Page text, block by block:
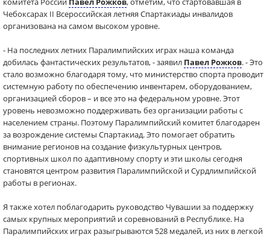
Чебоксарах II Всероссийская летняя Спартакиады инвалидов
организована на самом высоком уровне.
- На последних летних Паралимпийских играх наша команда
добилась фантастических результатов, - заявил Павел Рожков. - Это
стало возможно благодаря тому, что министерство спорта проводит
системную работу по обеспечению инвентарем, оборудованием,
организацией сборов – и все это на федеральном уровне. Этот
уровень невозможно поддерживать без организации работы с
населением страны. Поэтому Паралимпийский комитет благодарен
за возрождение системы Спартакиад. Это помогает обратить
внимание регионов на создание физкультурных центров,
спортивных школ по адаптивному спорту и эти школы сегодня
становятся центром развития Паралимпийской и Сурдлимпийской
работы в регионах.
Я также хотел поблагодарить руководство Чувашии за поддержку
самых крупных мероприятий и соревнований в Республике. На
Паралимпийских играх разыгрываются 528 медалей, из них в легкой